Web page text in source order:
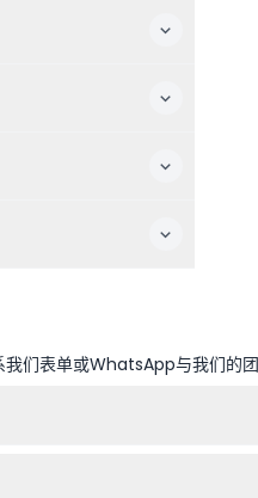
们表单或WhatsApp与我们的团